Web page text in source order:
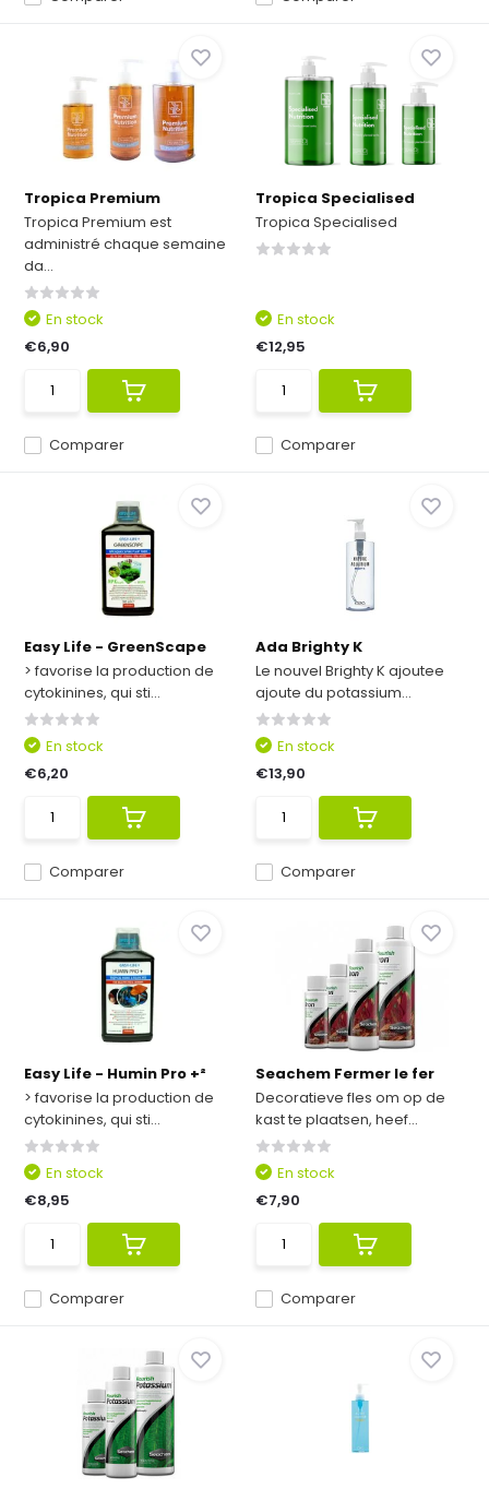
Tropica Premium
Tropica Premium est
administré chaque semaine
da...
Comparer
En stock
€6,90
Tropica Specialised
Tropica Specialised
Comparer
En stock
€12,95
Easy Life - GreenScape
> favorise la production de
cytokinines, qui sti...
Comparer
En stock
€6,20
Ada Brighty K
Le nouvel Brighty K ajoutee
ajoute du potassium...
Comparer
En stock
€13,90
Easy Life - Humin Pro +²
> favorise la production de
cytokinines, qui sti...
Comparer
En stock
€8,95
Seachem Fermer le fer
Decoratieve fles om op de
kast te plaatsen, heef...
Comparer
En stock
€7,90